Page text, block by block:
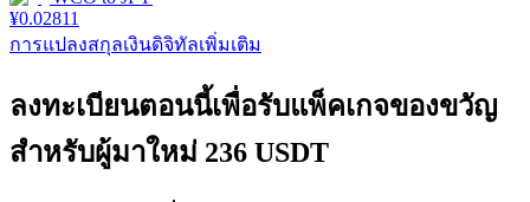
¥0.02811
การแปลงสกุลเงินดิจิทัลเพิ่มเติม
ลงทะเบียนตอนนี้เพื่อรับแพ็คเกจของขวัญ
สำหรับผู้มาใหม่ 236 USDT